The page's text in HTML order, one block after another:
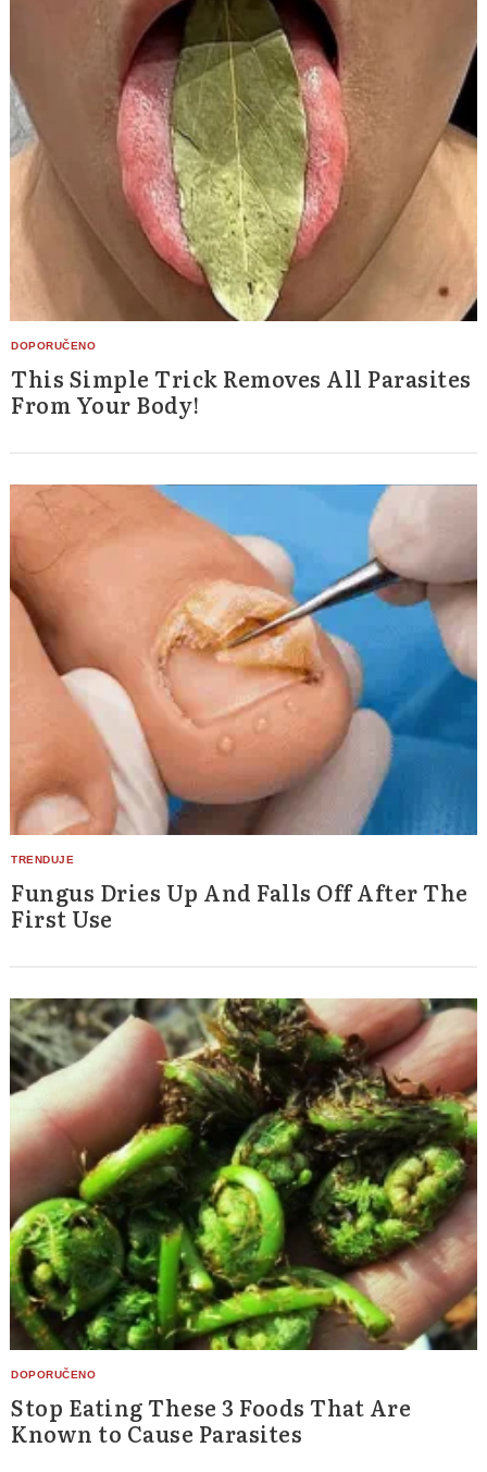
This Simple Trick Removes All Parasites
From Your Body!
Fungus Dries Up And Falls Off After The
First Use
Stop Eating These 3 Foods That Are
Known to Cause Parasites
Search
for: